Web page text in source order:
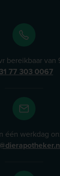
bereikbaar van
77 303 0067
één werkdag